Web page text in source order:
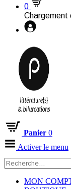
0
Chargement
Panier 0
Activer le menu
MON